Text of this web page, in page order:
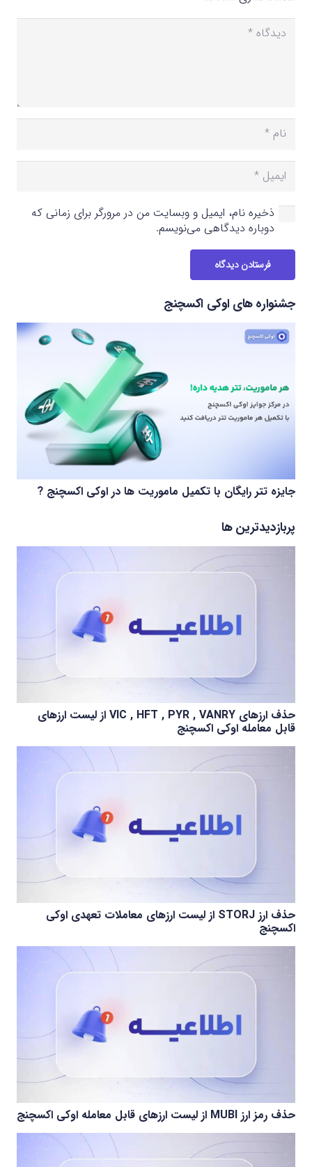
ذخیره نام، ایمیل و وبسایت من در مرورگر برای زمانی که
دوباره دیدگاهی می‌نویسم.
فرستادن دیدگاه
جشنواره های اوکی اکسچنج
جایزه تتر رایگان با تکمیل ماموریت ها در اوکی اکسچنج ?
پربازدیدترین ها
حذف ارزهای VIC , HFT , PYR , VANRY از لیست ارزهای
قابل معامله اوکی اکسچنج
حذف ارز STORJ از لیست ارزهای معاملات تعهدی اوکی
اکسچنج
حذف رمز ارز MUBI از لیست ارزهای قابل معامله اوکی اکسچنج